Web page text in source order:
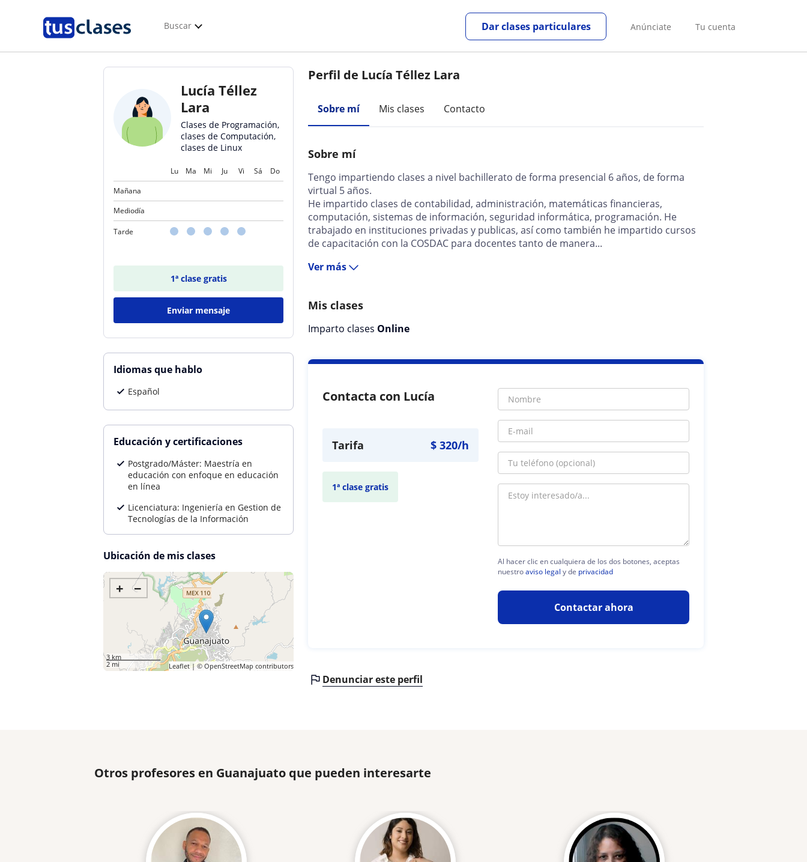
Buscar Anúnciate Tu cuenta
Dar clases particulares
Lucía Téllez
Lara
Clases de Programación,
clases de Computación,
clases de Linux
Lu Ma Mi Ju Vi Sá
Do
Mañana
Mediodía
Tarde
1ª clase gratis
Enviar mensaje
Idiomas que hablo
Español
Educación y certificaciones
Postgrado/Máster: Maestría en
educación con enfoque en educación
en línea
Licenciatura: Ingeniería en Gestion de
Tecnologías de la Información
Ubicación de mis clases
+ −
3 km
2 mi
Leaflet| ©OpenStreetMap contributors
Perfil de Lucía Téllez Lara
Sobre mí Mis clases Contacto
Sobre mí
Tengo impartiendo clases a nivel bachillerato de forma presencial 6 años, de forma
virtual 5 años.
He impartido clases de contabilidad, administración, matemáticas financieras,
computación, sistemas de información, seguridad informática, programación. He
trabajado en instituciones privadas y publicas, así como también he impartido cursos
de capacitación con la COSDAC para docentes tanto de manera...
Ver más
Mis clases
Imparto clases Online
Contacta con Lucía
Tarifa $320/h
1ª clase gratis
Al hacer clic en cualquiera de los dos botones, aceptas
nuestroaviso legal y de privacidad
Contactar ahora
Denunciar este perfil
Otros profesores en Guanajuato que pueden interesarte